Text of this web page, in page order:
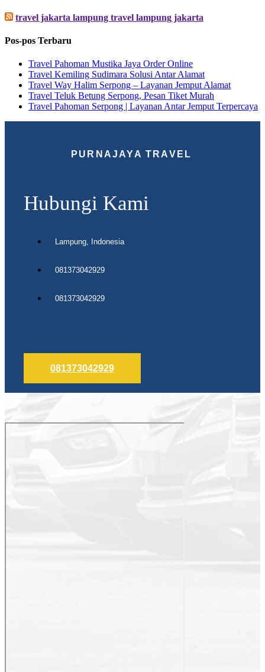
travel jakarta lampung travel lampung jakarta
Pos-pos Terbaru
Travel Pahoman Mustika Jaya Order Online
Travel Kemiling Sudimara Solusi Antar Alamat
Travel Way Halim Serpong – Layanan Jemput Alamat
Travel Teluk Betung Serpong, Pesan Tiket Murah
Travel Pahoman Serpong | Layanan Antar Jemput Terpercaya
PURNAJAYA TRAVEL
Hubungi Kami
Lampung, Indonesia
081373042929
081373042929
081373042929